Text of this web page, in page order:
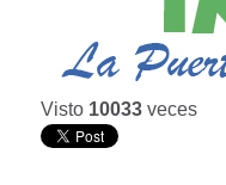
Visto 10033 veces